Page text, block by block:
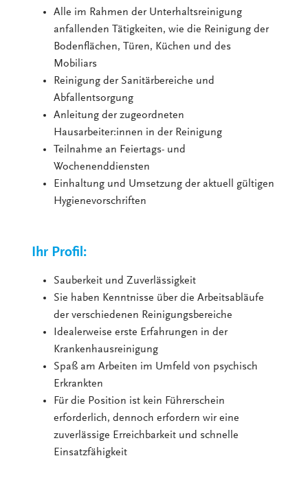
Alle im Rahmen der Unterhaltsreinigung
anfallenden Tätigkeiten, wie die Reinigung der
Bodenflächen, Türen, Küchen und des
Mobiliars
Reinigung der Sanitärbereiche und
Abfallentsorgung
Anleitung der zugeordneten
Hausarbeiter:innen in der Reinigung
Teilnahme an Feiertags- und
Wochenenddiensten
Einhaltung und Umsetzung der aktuell gültigen
Hygienevorschriften
Ihr Profil:
Sauberkeit und Zuverlässigkeit
Sie haben Kenntnisse über die Arbeitsabläufe
der verschiedenen Reinigungsbereiche
Idealerweise erste Erfahrungen in der
Krankenhausreinigung
Spaß am Arbeiten im Umfeld von psychisch
Erkrankten
Für die Position ist kein Führerschein
erforderlich, dennoch erfordern wir eine
zuverlässige Erreichbarkeit und schnelle
Einsatzfähigkeit